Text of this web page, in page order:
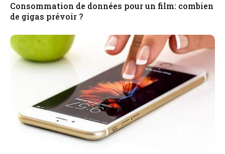
Consommation de données pour un film: combien
de gigas prévoir ?